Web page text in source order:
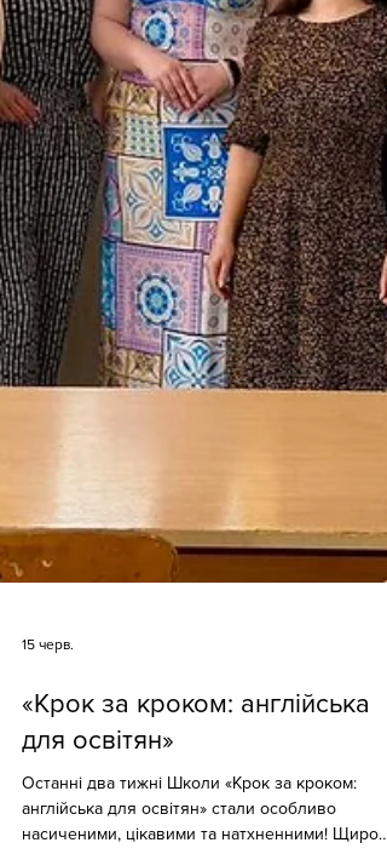
15 черв.
«Крок за кроком: англійська
для освітян»